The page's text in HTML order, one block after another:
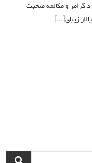
گرامر و مکالمه صحبت
زیبای